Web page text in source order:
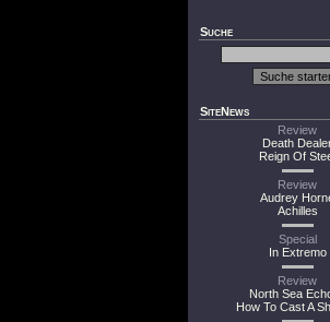
Suche
SiteNews
Review
Death
Reign Of
Review
Audrey
Achilles
Special
In Extremo
Review
North Sea
How To Cast A